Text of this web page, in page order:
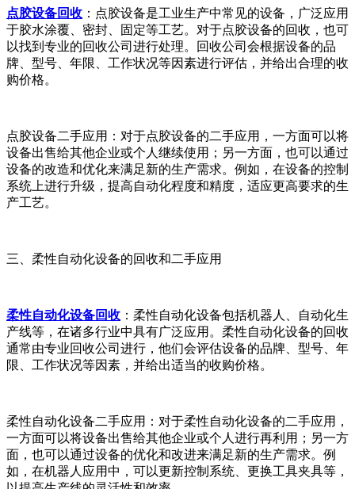
点胶设备回收 ：点胶设备是工业生产中常见的设备，广泛应用
于胶水涂覆、密封、固定等工艺。对于点胶设备的回收，也可
以找到专业的回收公司进行处理。回收公司会根据设备的品
牌、型号、年限、工作状况等因素进行评估，并给出合理的收
购价格。
点胶设备二手应用：对于点胶设备的二手应用，一方面可以将
设备出售给其他企业或个人继续使用；另一方面，也可以通过
设备的改造和优化来满足新的生产需求。例如，在设备的控制
系统上进行升级，提高自动化程度和精度，适应更高要求的生
产工艺。
三、柔性自动化设备的回收和二手应用
柔性自动化设备回收 ：柔性自动化设备包括机器人、自动化生
产线等，在诸多行业中具有广泛应用。柔性自动化设备的回收
通常由专业回收公司进行，他们会评估设备的品牌、型号、年
限、工作状况等因素，并给出适当的收购价格。
柔性自动化设备二手应用：对于柔性自动化设备的二手应用，
一方面可以将设备出售给其他企业或个人进行再利用；另一方
面，也可以通过设备的优化和改进来满足新的生产需求。例
如，在机器人应用中，可以更新控制系统、更换工具夹具等，